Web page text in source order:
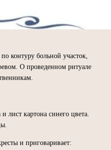
контуру больной участок,
О проведенном ритуале
лист картона синего цвета.
и приговаривает: